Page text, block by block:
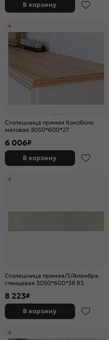
В корзину
Столешница прямая Кокоболо
матовая 3050*600*27
6 006₽
В корзину
Столешница прямая/3/Аламбра
глянцевая 3050*600*38 R3
8 223₽
В корзину